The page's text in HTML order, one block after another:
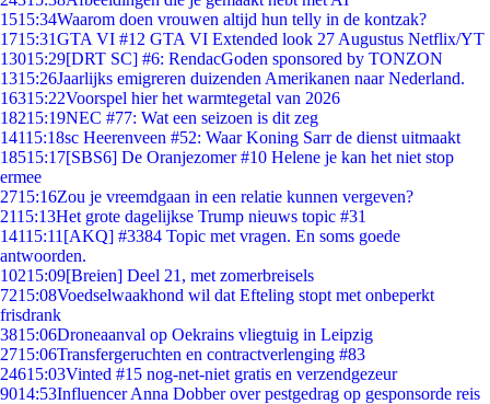
1515:34Waarom doen vrouwen altijd hun telly in de kontzak?
1715:31GTA VI #12 GTA VI Extended look 27 Augustus Netflix/YT
13015:29[DRT SC] #6: RendacGoden sponsored by TONZON
1315:26Jaarlijks emigreren duizenden Amerikanen naar Nederland.
16315:22Voorspel hier het warmtegetal van 2026
18215:19NEC #77: Wat een seizoen is dit zeg
14115:18sc Heerenveen #52: Waar Koning Sarr de dienst uitmaakt
18515:17[SBS6] De Oranjezomer #10 Helene je kan het niet stop
ermee
2715:16Zou je vreemdgaan in een relatie kunnen vergeven?
2115:13Het grote dagelijkse Trump nieuws topic #31
14115:11 [AKQ] #3384 Topic met vragen. En soms goede
antwoorden.
10215:09[Breien] Deel 21, met zomerbreisels
7215:08Voedselwaakhond wil dat Efteling stopt met onbeperkt
frisdrank
3815:06Droneaanval op Oekrains vliegtuig in Leipzig
2715:06Transfergeruchten en contractverlenging #83
24615:03Vinted #15 nog-net-niet gratis en verzendgezeur
9014:53Influencer Anna Dobber over pestgedrag op gesponsorde reis